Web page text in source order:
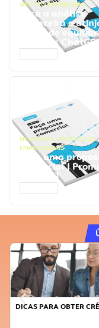
GESTÃO FINANCEIRA
Faça a análise
financeira e
ponto de
Prompts
NEGÓCIOS, PROCESSOS
EMPRESARIAIS
Faça uma
comercial |
ChatGPT
DICAS PARA OBTER